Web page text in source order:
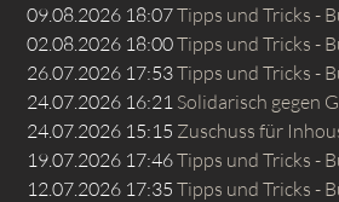
09.08.2026 18:07Tipps und Tricks -
02.08.2026 18:00Tipps und Tricks -
26.07.2026 17:53Tipps und Tricks -
24.07.2026 16:21 Solidarisch gegen
24.07.2026 15:15 Zuschuss für
19.07.2026 17:46Tipps und Tricks -
12.07.2026 17:35 Tipps und Tricks -